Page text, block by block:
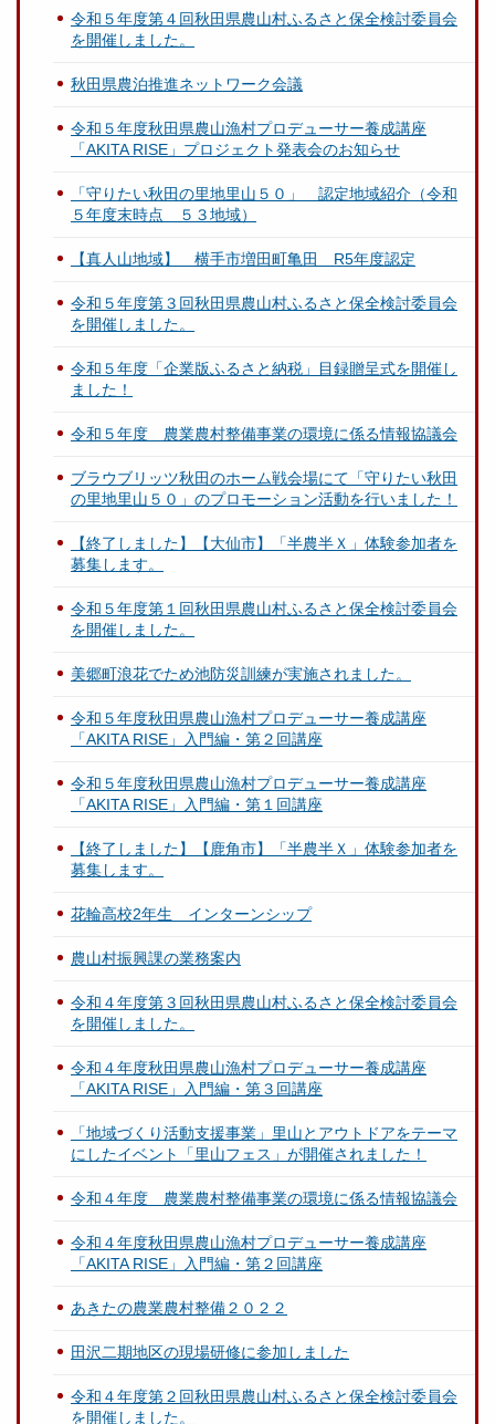
令和５年度第４回秋田県農山村ふるさと保全検討委員会
を開催しました。
秋田県農泊推進ネットワーク会議
令和５年度秋田県農山漁村プロデューサー養成講座
「AKITA RISE」プロジェクト発表会のお知らせ
「守りたい秋田の里地里山５０」 認定地域紹介（令和
５年度末時点 ５３地域）
【真人山地域】 横手市増田町亀田 R5年度認定
令和５年度第３回秋田県農山村ふるさと保全検討委員会
を開催しました。
令和５年度「企業版ふるさと納税」目録贈呈式を開催し
ました！
令和５年度 農業農村整備事業の環境に係る情報協議会
ブラウブリッツ秋田のホーム戦会場にて「守りたい秋田
の里地里山５０」のプロモーション活動を行いました！
【終了しました】【大仙市】「半農半Ｘ」体験参加者を
募集します。
令和５年度第１回秋田県農山村ふるさと保全検討委員会
を開催しました。
美郷町浪花でため池防災訓練が実施されました。
令和５年度秋田県農山漁村プロデューサー養成講座
「AKITA RISE」入門編・第２回講座
令和５年度秋田県農山漁村プロデューサー養成講座
「AKITA RISE」入門編・第１回講座
【終了しました】【鹿角市】「半農半Ｘ」体験参加者を
募集します。
花輪高校2年生 インターンシップ
農山村振興課の業務案内
令和４年度第３回秋田県農山村ふるさと保全検討委員会
を開催しました。
令和４年度秋田県農山漁村プロデューサー養成講座
「AKITA RISE」入門編・第３回講座
「地域づくり活動支援事業」里山とアウトドアをテーマ
にしたイベント「里山フェス」が開催されました！
令和４年度 農業農村整備事業の環境に係る情報協議会
令和４年度秋田県農山漁村プロデューサー養成講座
「AKITA RISE」入門編・第２回講座
あきたの農業農村整備２０２２
田沢二期地区の現場研修に参加しました
令和４年度第２回秋田県農山村ふるさと保全検討委員会
を開催しました。